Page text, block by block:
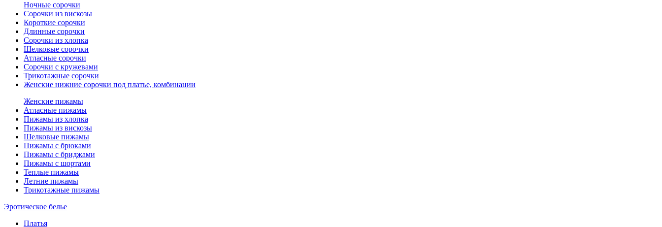
Ночные сорочки
Сорочки из вискозы
Короткие сорочки
Длинные сорочки
Сорочки из хлопка
Шелковые сорочки
Атласные сорочки
Сорочки с кружевами
Трикотажные сорочки
Женские нижние сорочки под платье, комбинации
Женские пижамы
Атласные пижамы
Пижамы из хлопка
Пижамы из вискозы
Шелковые пижамы
Пижамы с брюками
Пижамы с бриджами
Пижамы с шортами
Теплые пижамы
Летние пижамы
Трикотажные пижамы
Эротическое белье
Платья